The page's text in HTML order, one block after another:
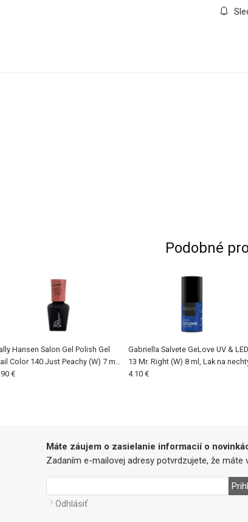
Podobné
Hansen Salon Gel Polish Gel
Color 140 Just Peachy (W) 7 ml,
na nechty
€
Gabriella Salvete GeLove UV & LED
13 Mr. Right (W) 8 ml, Lak na
4.10 €
Máte záujem o zasielanie informacií o
Zadaním e-mailovej adresy potvrdzujete, že máte
Odhlásiť